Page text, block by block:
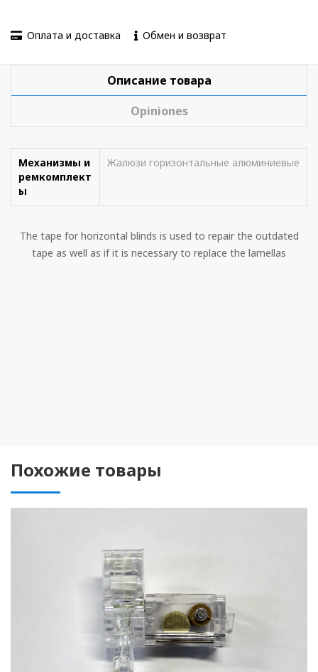
Оплата и доставка Обмен и возврат
Описание товара
Opiniones
Механизмы и
ремкомплект
ы
Жалюзи горизонтальные алюминиевые
The tape for horizontal blinds is used to repair the outdated
tape as well as if it is necessary to replace the lamellas
Похожие товары